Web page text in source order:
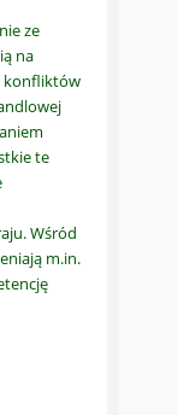
ze
na
konfliktów
te
Wśród
m.in.